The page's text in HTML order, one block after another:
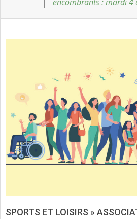
SPORTS ET LOISIRS »